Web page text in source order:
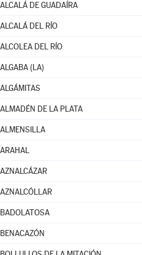
ALCALÁ DE GUADAÍRA
ALCALÁ DEL RÍO
ALCOLEA DEL RÍO
ALGABA (LA)
ALGÁMITAS
ALMADÉN DE LA PLATA
ALMENSILLA
ARAHAL
AZNALCÁZAR
AZNALCÓLLAR
BADOLATOSA
BENACAZÓN